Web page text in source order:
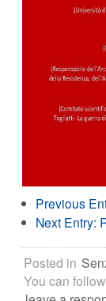
Previous
Next Entry:
Posted in
You can